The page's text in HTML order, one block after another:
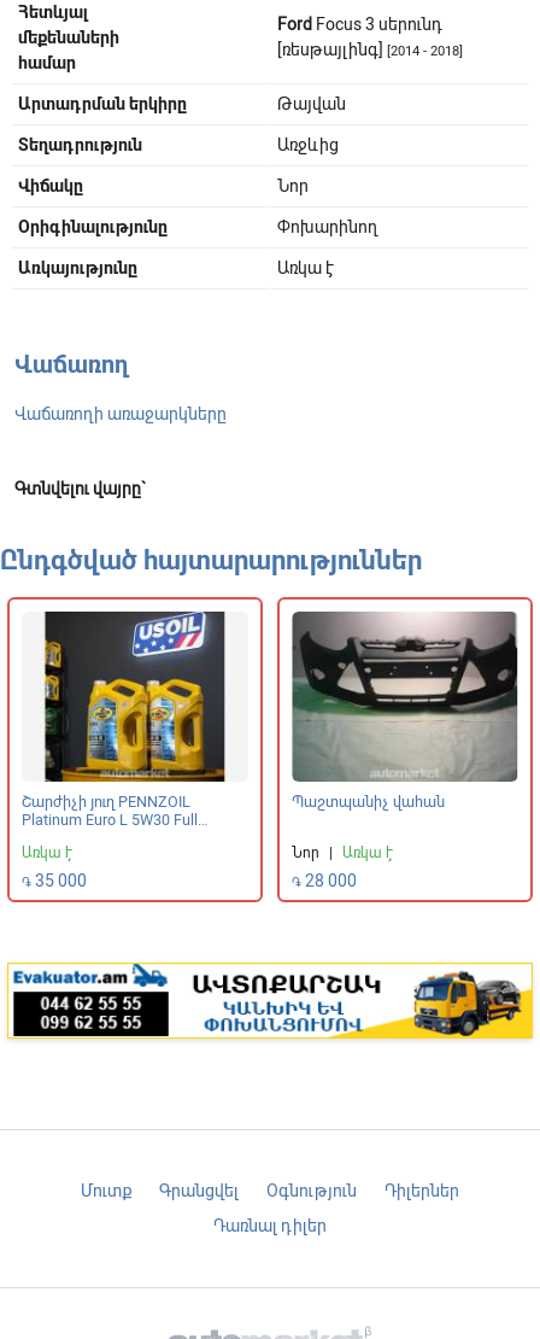
Հետևյալ
մեքենաների
համար
Ford Focus 3 սերունդ
[ռեսթայլինգ]
[2014 - 2018]
Արտադրման երկիրը Թայվան
Տեղադրություն Առջևից
Վիճակը Նոր
Օրիգինալությունը Փոխարինող
Առկայությունը Առկա է
Վաճառող
Վաճառողի առաջարկները
Գտնվելու վայրը`
Ընդգծված հայտարարություններ
Շարժիչի յուղ PENNZOIL
Platinum Euro L 5W30 Full
Առկա է
֏ 35 000
Պաշտպանիչ վահան
Նոր | Առկա է
֏ 28 000
Մուտք Գրանցվել Օգնություն
Դիլերներ
Դառնալ դիլեր